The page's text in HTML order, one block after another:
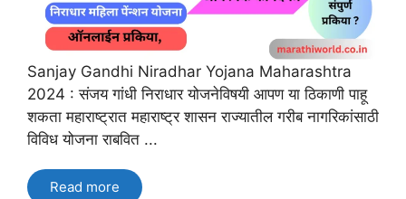
Sanjay Gandhi Niradhar Yojana Maharashtra
2024 : संजय गांधी निराधार योजनेविषयी आपण या ठिकाणी पाहू
शकता महाराष्ट्रात महाराष्ट्र शासन राज्यातील गरीब नागरिकांसाठी
विविध योजना राबवित ...
Read more